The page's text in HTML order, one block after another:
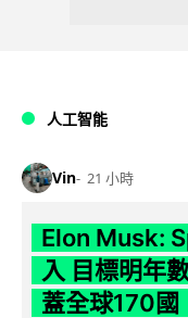
人工智能
Vin 21 小時
Elon Musk:
入 目標明年
蓋全球170國